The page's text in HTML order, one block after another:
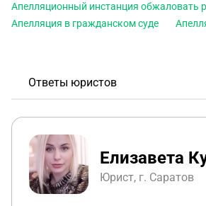
Апелляционный инстанция обжаловать
Апелляция в гражданском суде
Ответы юристов
Елизавета
Юрист, г. Саратов